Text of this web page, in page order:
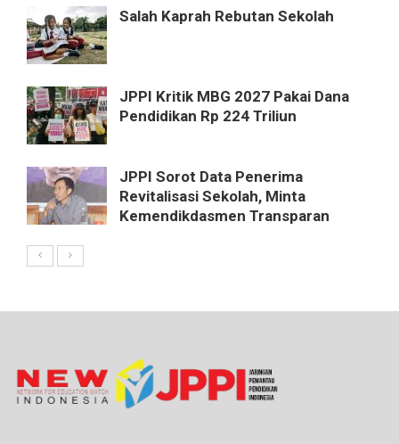
Salah Kaprah Rebutan Sekolah
JPPI Kritik MBG 2027 Pakai Dana
Pendidikan Rp 224 Triliun
JPPI Sorot Data Penerima
Revitalisasi Sekolah, Minta
Kemendikdasmen Transparan